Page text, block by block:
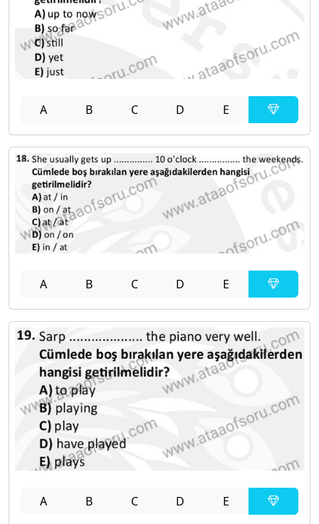
A B C D E
A B C D E
A B C D E